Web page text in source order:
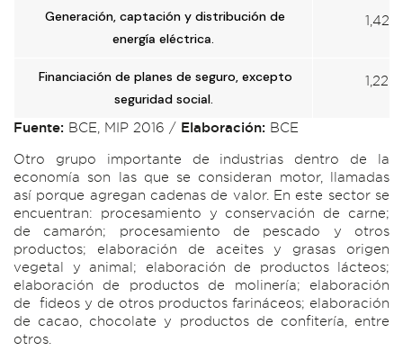
Generación, captación y distribución de
energía eléctrica.
1,42
Financiación de planes de seguro, excepto
seguridad social.
1,22
Fuente: BCE, MIP 2016 / Elaboración: BCE
Otro grupo importante de industrias dentro de la
economía son las que se consideran motor, llamadas
así porque agregan cadenas de valor. En este sector se
encuentran: procesamiento y conservación de carne;
de camarón; procesamiento de pescado y otros
productos; elaboración de aceites y grasas origen
vegetal y animal; elaboración de productos lácteos;
elaboración de productos de molinería; elaboración
de fideos y de otros productos farináceos; elaboración
de cacao, chocolate y productos de confitería, entre
otros.